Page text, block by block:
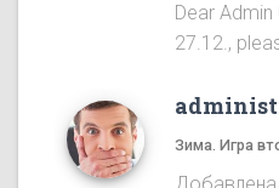
Dear
27.12.,
Зима. Игра